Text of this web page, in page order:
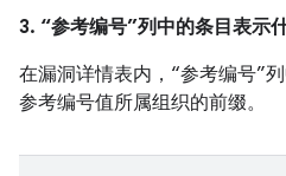
3. “参考编号”列中的条目表示
在漏洞详情表内，“参考编号”
参考编号值所属组织的前缀。